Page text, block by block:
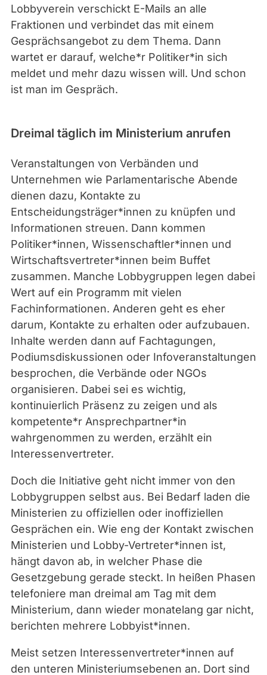
Lobbyverein verschickt E-Mails an alle
Fraktionen und verbindet das mit einem
Gesprächsangebot zu dem Thema. Dann
wartet er darauf, welche*r Politiker*in sich
meldet und mehr dazu wissen will. Und schon
ist man im Gespräch.
Dreimal täglich im Ministerium anrufen
Veranstaltungen von Verbänden und
Unternehmen wie Parlamentarische Abende
dienen dazu, Kontakte zu
Entscheidungsträger*innen zu knüpfen und
Informationen streuen. Dann kommen
Politiker*innen, Wissenschaftler*innen und
Wirtschaftsvertreter*innen beim Buffet
zusammen. Manche Lobbygruppen legen dabei
Wert auf ein Programm mit vielen
Fachinformationen. Anderen geht es eher
darum, Kontakte zu erhalten oder aufzubauen.
Inhalte werden dann auf Fachtagungen,
Podiumsdiskussionen oder Infoveranstaltungen
besprochen, die Verbände oder NGOs
organisieren. Dabei sei es wichtig,
kontinuierlich Präsenz zu zeigen und als
kompetente*r Ansprechpartner*in
wahrgenommen zu werden, erzählt ein
Interessenvertreter.
Doch die Initiative geht nicht immer von den
Lobbygruppen selbst aus. Bei Bedarf laden die
Ministerien zu offiziellen oder inoffiziellen
Gesprächen ein. Wie eng der Kontakt zwischen
Ministerien und Lobby-Vertreter*innen ist,
hängt davon ab, in welcher Phase die
Gesetzgebung gerade steckt. In heißen Phasen
telefoniere man dreimal am Tag mit dem
Ministerium, dann wieder monatelang gar nicht,
berichten mehrere Lobbyist*innen.
Meist setzen Interessenvertreter*innen auf
den unteren Ministeriumsebenen an. Dort sind